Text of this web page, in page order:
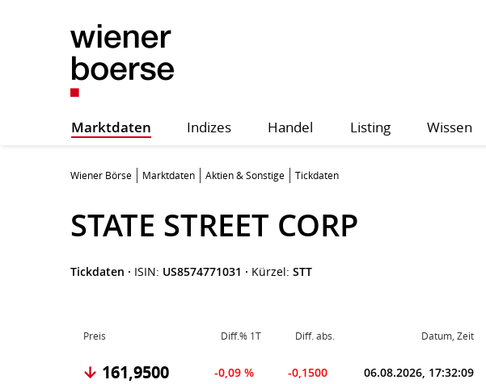
Marktdaten Indizes Handel Listing Wissen
Wiener Börse Marktdaten Aktien & Sonstige Tickdaten
STATE STREET CORP
Tickdaten · ISIN: US8574771031 · Kürzel: STT
Preis Diff.% 1T Diff. abs. Datum, Zeit
161,9500 -0,09 % -0,1500 06.08.2026, 17:32:09